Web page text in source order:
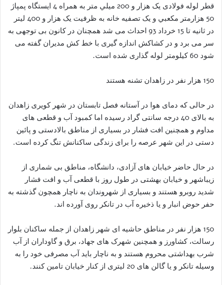
قطر لوله‌ فولادی یک هزار و 200 ميلي متر به همراه 4 ايستگاه پمپاژ
50 هزارمتر مکعبي و يک تصفيه خانه به ظرفيت یک هزار و 400 ليتر
در ثانيه تا 15 خرداد 93 احداث می شد همچنان در کانون بی توجهی به
سر می برد و در کشاکش اندازه گیری با خط کش مدیران گفته می
شود 60 کیلومتر لوله گذاری شده است.
150 هزار نفر در زاهدان تشنه هستند
در حالی که دمای هوا در آستانه فصل تابستان در شهر کویری زاهدان
به بالای 40 درجه سانتی گراد رسیده اما کمبود آب و قطعی های
مداوم و همچنین افت فشار در بسیاری از مناطق بالادستی و پائین
دستی در این شهر عرصه را برای زندگی ساکنانش تنگ کرده است.
در حال حاضر خیابان های آزادی، دانشگاه، مناطق بی شماری از
زیباشهر و خیابان بهشتی در طول روز با قطعی آب و افت فشار
شدید روبرو هستند و بسیاری از شهروندان به ناچار همچون گذشته به
حفر حوض انبار و یا ذخیره آب در تانکر روی آورده اند.
150 هزار نفر در مناطق حاشیه ای شهر زاهدان از جمله ساکنان بلوار
رسالت، کشاورز و همچنین شهرک های جهاد، برق و گاوداران از آب
شرب بهداشتی محروم هستند و به ناچار باید آب مصرفی خود را به
وسیله تانکر و یا گالن های 20 لیتری از کنار خیابان تامین کنند.